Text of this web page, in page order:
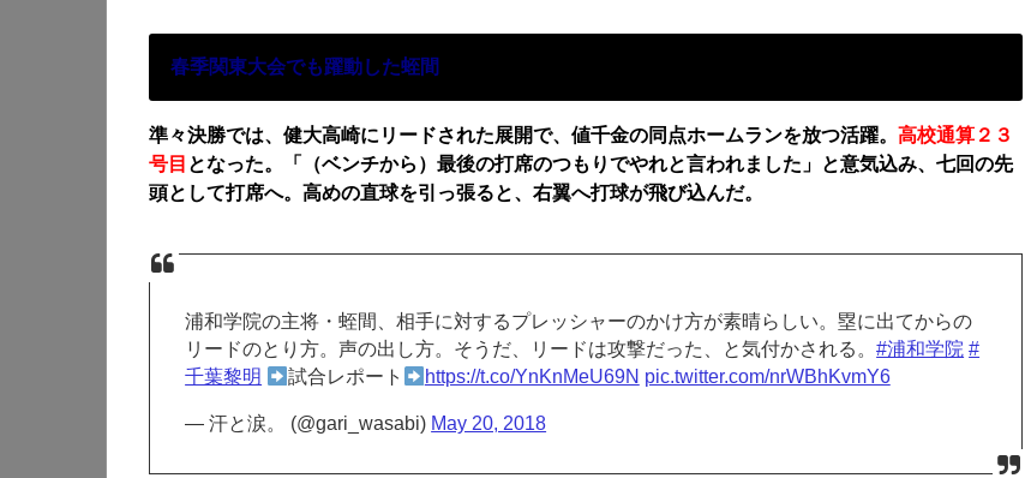
春季関東大会でも躍動した蛭間
準々決勝では、健大高崎にリードされた展開で、値千金の同点ホームランを放つ活躍。 高校通算２３
号目 となった。「（ベンチから）最後の打席のつもりでやれと言われました」と意気込み、七回の先
頭として打席へ。高めの直球を引っ張ると、右翼へ打球が飛び込んだ。
浦和学院の主将・蛭間、相手に対するプレッシャーのかけ方が素晴らしい。塁に出てからの
リードのとり方。声の出し方。そうだ、リードは攻撃だった、と気付かされる。#浦和学院 #
千葉黎明
試合レポート https://t.co/YnKnMeU69N pic.twitter.com/nrWBhKvmY6
— 汗と涙。 (@gari_wasabi) May 20, 2018